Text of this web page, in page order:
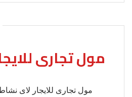
مول تجارى
مول تجارى للايجار لاى